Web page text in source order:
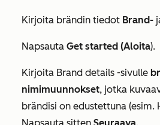
Kirjoita brändin tiedot Brand-
Napsauta Get started (Aloita).
Kirjoita Brand details -sivulle
nimimuunnokset, jotka
brändisi on edustettuna (esim.